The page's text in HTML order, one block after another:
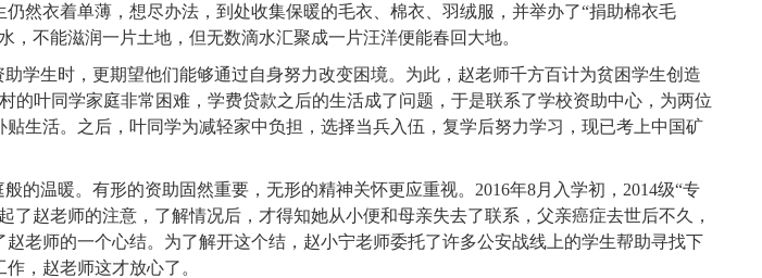
然衣着单薄，想尽办法，到处收集保暖的毛衣、棉衣、羽绒服，并举办了“捐助棉衣毛
不能滋润一片土地，但无数滴水汇聚成一片汪洋便能春回大地。
学生时，更期望他们能够通过自身努力改变困境。为此，赵老师千方百计为贫困学生创造
的叶同学家庭非常困难，学费贷款之后的生活成了问题，于是联系了学校资助中心，为两位
生活。之后，叶同学为减轻家中负担，选择当兵入伍，复学后努力学习，现已考上中国矿
的温暖。有形的资助固然重要，无形的精神关怀更应重视。 2016年8月入学初， 2014级“专
赵老师的注意，了解情况后，才得知她从小便和母亲失去了联系，父亲癌症去世后不久，
老师的一个心结。为了解开这个结，赵小宁老师委托了许多公安战线上的学生帮助寻找下
，赵老师这才放心了。